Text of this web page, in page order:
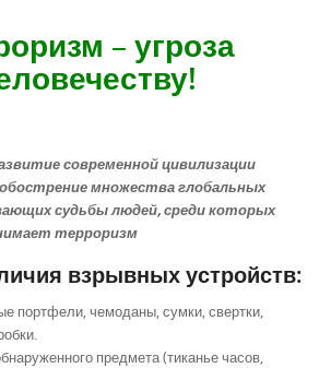
– угроза
современной цивилизации
множества глобальных
судьбы людей, среди которых
терроризм
взрывных устройств:
портфели, чемоданы, сумки, свертки,
предмета (тиканье часов,